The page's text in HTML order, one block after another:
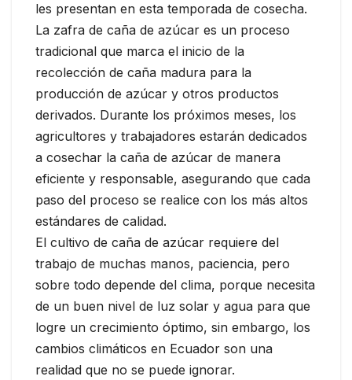
les presentan en esta temporada de cosecha.
La zafra de caña de azúcar es un proceso
tradicional que marca el inicio de la
recolección de caña madura para la
producción de azúcar y otros productos
derivados. Durante los próximos meses, los
agricultores y trabajadores estarán dedicados
a cosechar la caña de azúcar de manera
eficiente y responsable, asegurando que cada
paso del proceso se realice con los más altos
estándares de calidad.
El cultivo de caña de azúcar requiere del
trabajo de muchas manos, paciencia, pero
sobre todo depende del clima, porque necesita
de un buen nivel de luz solar y agua para que
logre un crecimiento óptimo, sin embargo, los
cambios climáticos en Ecuador son una
realidad que no se puede ignorar.